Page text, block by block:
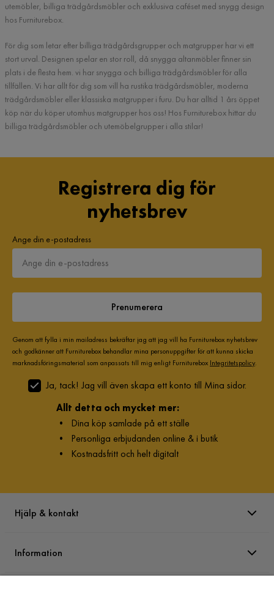
utemöbler, billiga trädgårdsmöbler och exklusiva caféset med snygg design
hos Furniturebox.
För dig som letar efter billiga trädgårdsgrupper och matgrupper har vi ett
stort urval. Designen spelar en stor roll, då snygga altanmöbler finner sin
plats i de flesta hem. vi har snygga och billiga trädgårdsmöbler för alla
tillfällen. Vi har allt för dig som vill ha rustika trädgårdsmöbler, moderna
trädgårdsmöbler eller klassiska matgrupper i furu. Du har alltid 1 års öppet
köp när du köper utomhus matgrupper hos oss! Hos Furniturebox hittar du
billiga trädgårdsmöbler och utemöbelgrupper i alla stilar!
Registrera dig för
nyhetsbrev
Ange din e-postadress
Prenumerera
Genom att fylla i min mailadress bekräftar jag att jag vill ha Furniturebox nyhetsbrev
och godkänner att Furniturebox behandlar mina personuppgifter för att kunna skicka
marknadsföringsmaterial som anpassats till mig enligt Furniturebox Integritetspolicy.
Ja, tack! Jag vill även skapa ett konto till Mina sidor.
Allt detta och mycket mer:
• Dina köp samlade på ett ställe
• Personliga erbjudanden online & i butik
• Kostnadsfritt och helt digitalt
Hjälp & kontakt
Information